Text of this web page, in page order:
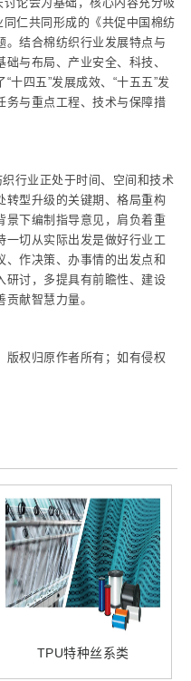
仁共同形成的《共促中国棉纺
。结合棉纺织行业发展特点与
与布局、产业安全、科技、
十四五”发展成效、“十五五”发
务与重点工程、技术与保障措
行业正处于时间、空间和技术
转型升级的关键期、格局重构
景下编制指导意见，肩负着重
一切从实际出发是做好行业工
、作决策、办事情的出发点和
研讨，多提具有前瞻性、建设
献智慧力量。
版权归原作者所有；如有侵权
TPU特种丝系类